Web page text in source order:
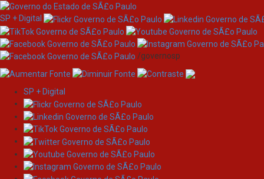
Skip
navigation
SP + Digital
/governosp
SP + Digital
Search